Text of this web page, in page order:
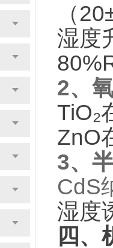
（
湿度
2、
TiO₂
ZnO
3、
CdS
湿度
四、